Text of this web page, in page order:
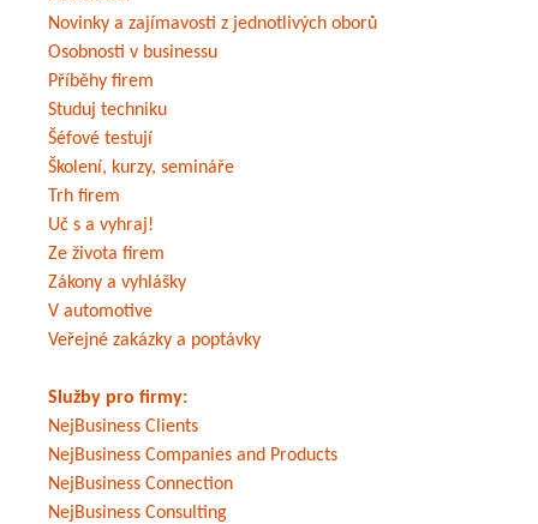
Novinky a zajímavosti z jednotlivých oborů
Osobnosti v businessu
Příběhy firem
Studuj techniku
Šéfové testují
Školení, kurzy, semináře
Trh firem
Uč s a vyhraj!
Ze života firem
Zákony a vyhlášky
V automotive
Veřejné zakázky a poptávky
Služby pro firmy:
NejBusiness Clients
NejBusiness Companies and Products
NejBusiness Connection
NejBusiness Consulting